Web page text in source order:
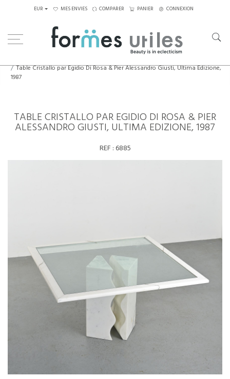
EUR MES ENVIES COMPARER PANIER CONNEXION
Table Cristallo par Egidio Di Rosa & Pier Alessandro Giusti, Ultima Edizione,
1987
TABLE CRISTALLO PAR EGIDIO DI ROSA & PIER
ALESSANDRO GIUSTI, ULTIMA EDIZIONE, 1987
REF : 6885